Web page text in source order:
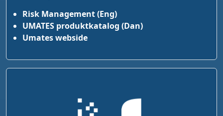
Risk Management (Eng)
UMATES produktkatalog (Dan)
Umates webside